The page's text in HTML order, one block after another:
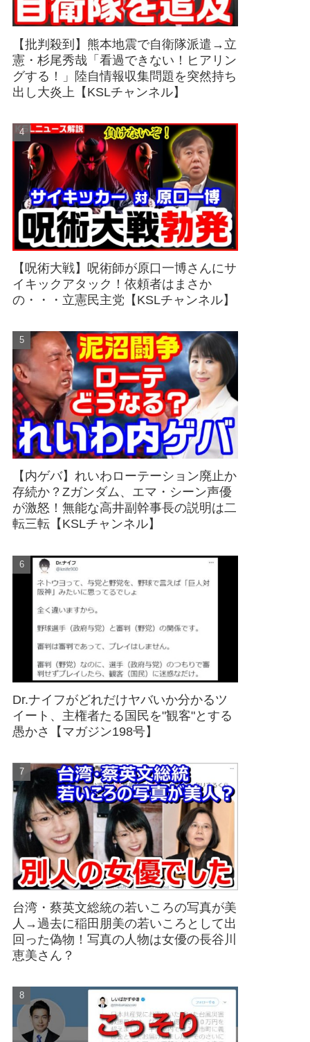
【批判殺到】熊本地震で自衛隊派遣→立
憲・杉尾秀哉「看過できない！ヒアリン
グする！」陸自情報収集問題を突然持ち
出し大炎上【KSLチャンネル】
【呪術大戦】呪術師が原口一博さんにサ
イキックアタック！依頼者はまさか
の・・・立憲民主党【KSLチャンネル】
【内ゲバ】れいわローテーション廃止か
存続か？Zガンダム、エマ・シーン声優
が激怒！無能な高井副幹事長の説明は二
転三転【KSLチャンネル】
Dr.ナイフがどれだけヤバいか分かるツ
イート、主権者たる国民を"観客"とする
愚かさ【マガジン198号】
台湾・蔡英文総統の若いころの写真が美
人→過去に稲田朋美の若いころとして出
回った偽物！写真の人物は女優の長谷川
恵美さん？